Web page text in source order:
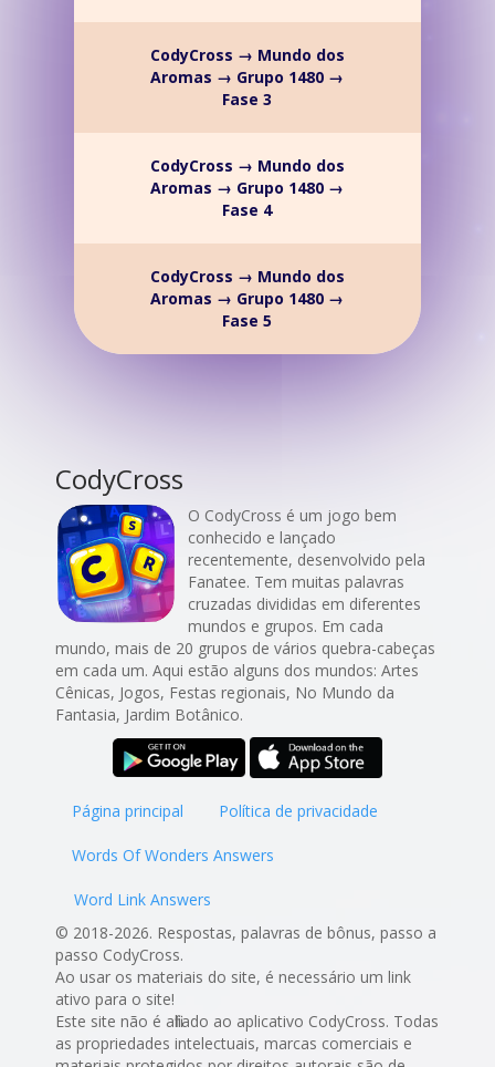
CodyCross → Mundo dos
Aromas → Grupo 1480 →
Fase 3
CodyCross → Mundo dos
Aromas → Grupo 1480 →
Fase 4
CodyCross → Mundo dos
Aromas → Grupo 1480 →
Fase 5
CodyCross
O CodyCross é um jogo bem
conhecido e lançado
recentemente, desenvolvido pela
Fanatee. Tem muitas palavras
cruzadas divididas em diferentes
mundos e grupos. Em cada
mundo, mais de 20 grupos de vários quebra-cabeças
em cada um. Aqui estão alguns dos mundos: Artes
Cênicas, Jogos, Festas regionais, No Mundo da
Fantasia, Jardim Botânico.
Página principal Política de privacidade
Words Of Wonders Answers
Word Link Answers
© 2018-2026. Respostas, palavras de bônus, passo a
passo CodyCross.
Ao usar os materiais do site, é necessário um link
ativo para o site!
Este site não é afiliado ao aplicativo CodyCross. Todas
as propriedades intelectuais, marcas comerciais e